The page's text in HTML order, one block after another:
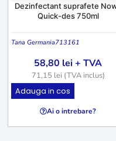
Dezinfectant suprafete
Quick-des 750ml
Tana Germania713161
58,80 lei+ TVA
71,15 lei (TVA inclus)
Adauga in cos
Ai o intrebare?